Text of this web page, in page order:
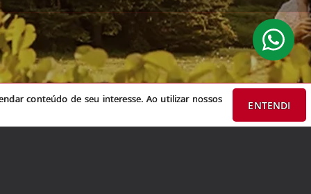
de seu interesse. Ao utilizar nossos serviços, você concorda com nossa
conteúdo de seu interesse. Ao utilizar nossos ENTENDI